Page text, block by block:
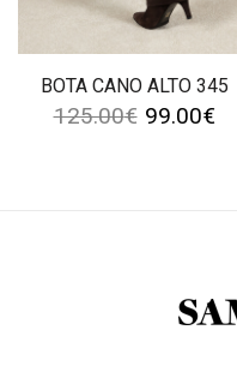
BOTA CANO ALTO 345
125.00€ 99.00€